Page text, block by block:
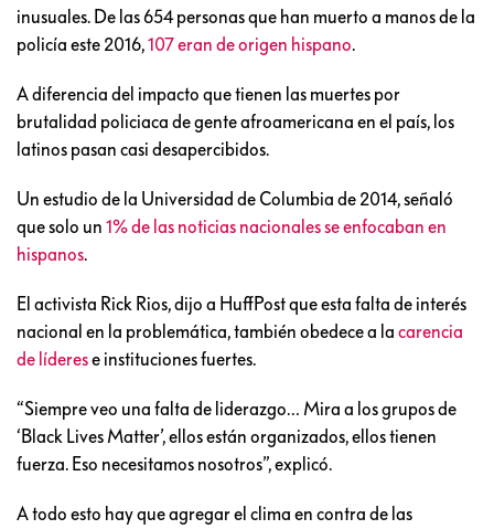
inusuales. De las 654 personas que han muerto a manos de la
policía este 2016,107 eran de origen hispano.
A diferencia del impacto que tienen las muertes por
brutalidad policiaca de gente afroamericana en el país, los
latinos pasan casi desapercibidos.
Un estudio de la Universidad de Columbia de 2014, señaló
que solo un 1% de las noticias nacionales se enfocaban en
hispanos.
El activista Rick Rios, dijo a HuffPost que esta falta de interés
nacional en la problemática, también obedece a la carencia
de líderese instituciones fuertes.
“Siempre veo una falta de liderazgo… Mira a los grupos de
‘Black Lives Matter’, ellos están organizados, ellos tienen
fuerza. Eso necesitamos nosotros”, explicó.
A todo esto hay que agregar el clima en contra de las